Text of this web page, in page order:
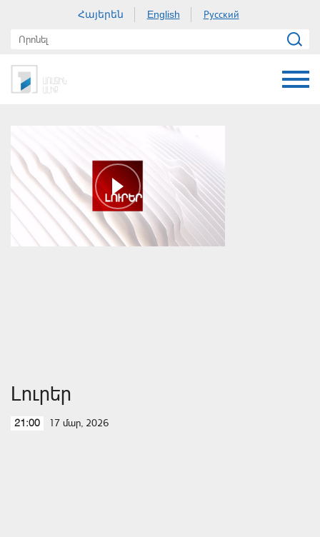
Հայերեն English Русский
Լուրեր
21:00 17 մար, 2026